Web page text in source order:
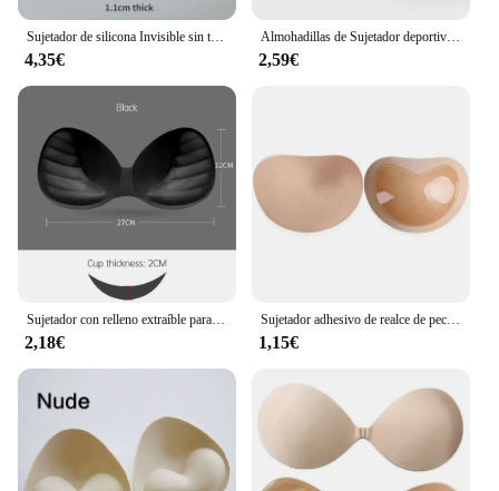
4,35€
Almohadillas de Sujetador deportivo extraíbles, inserciones de esponja de espuma, Push-Up, ropa interior de Bikini, traje de baño, Sexy, 3 pares
2,59€
Sujetador con relleno extraíble para mujer, almohadillas gruesas para el pecho, copa de realce, trajes de baño, Bikini
2,18€
Sujetador adhesivo de realce de pecho, almohadillas de esponja más gruesas, relleno de pecho, Parche de pecho, inserciones, copas, accesorios de sujetador
1,15€